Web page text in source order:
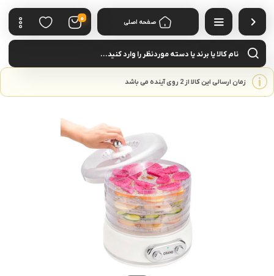
صفحه اصلی 0
زمان ارسالی این کالا از 2 روی آینده می باشد